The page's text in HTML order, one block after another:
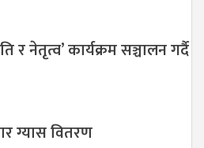
र नेतृत्व’ कार्यक्रम सञ्चालन गर्दै
ग्यास वितरण